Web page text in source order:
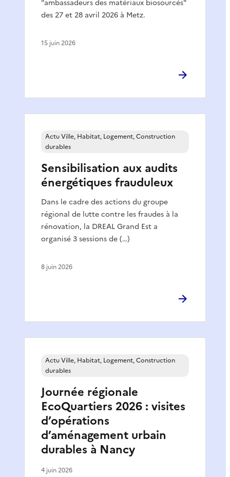
"ambassadeurs des matériaux biosourcés"
des 27 et 28 avril 2026 à Metz.
15 juin 2026
Sensibilisation aux audits
énergétiques frauduleux
Dans le cadre des actions du groupe
régional de lutte contre les fraudes à la
rénovation, la DREAL Grand Est a
organisé 3 sessions de (…)
Actu Ville, Habitat, Logement, Construction
durables
8 juin 2026
Journée régionale
EcoQuartiers 2026 : visites
d’opérations
d’aménagement urbain
durables à Nancy
Actu Ville, Habitat, Logement, Construction
durables
4 juin 2026